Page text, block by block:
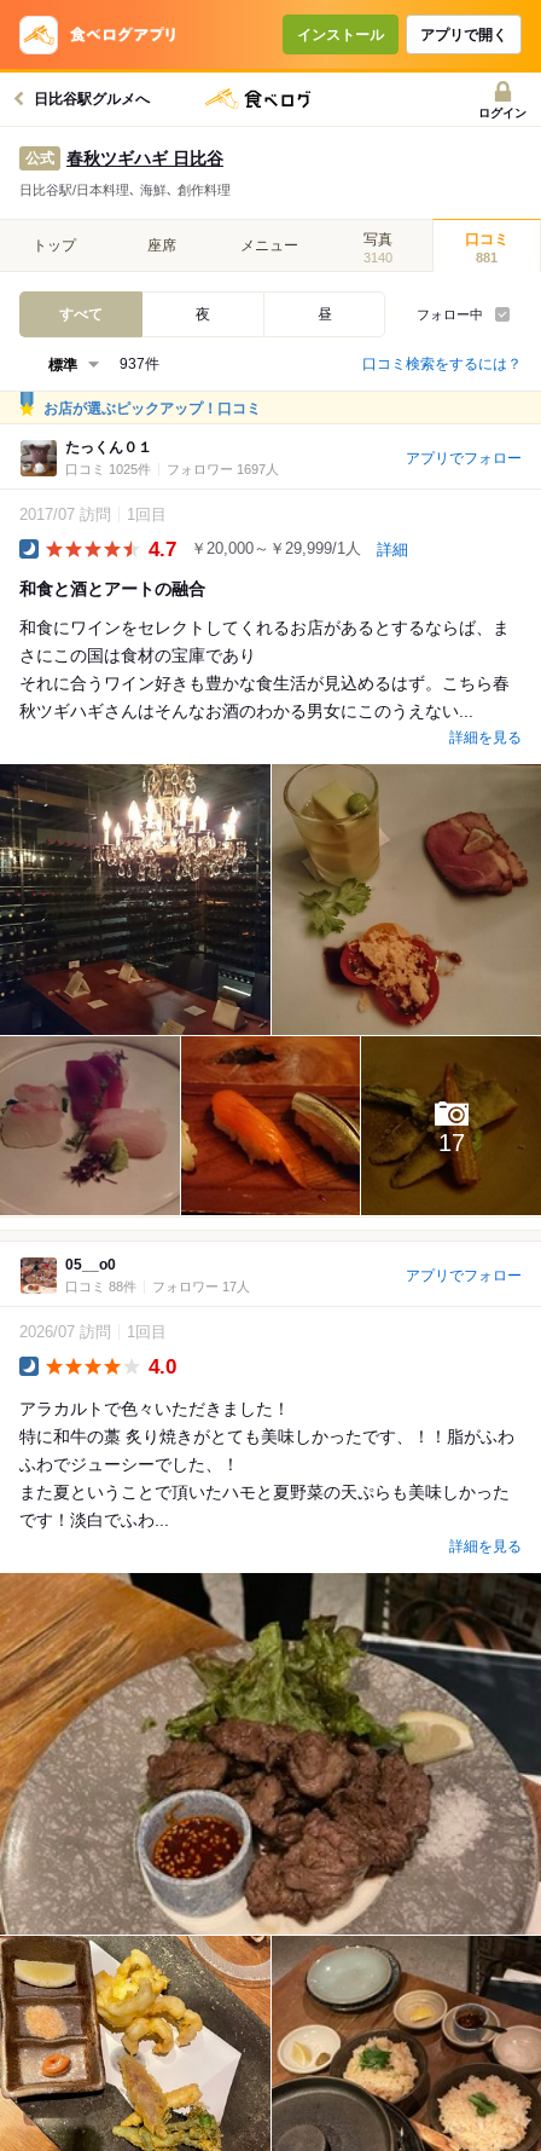
インストール アプリで開く
日比谷駅グルメへ
ログイン
公式 春秋ツギハギ 日比谷
日比谷駅/日本料理､ 海鮮､ 創作料理
トップ 座席 メニュー 写真
3140
口コミ
881
すべて 夜 昼 フォロー中
937件 口コミ検索をするには？
お店が選ぶピックアップ！口コミ
たっくん０１
口コミ 1025件 フォロワー 1697人
アプリでフォロー
2017/07 訪問 1回目
4.7 ￥20,000～￥29,999/1人 詳細
和食と酒とアートの融合
和食にワインをセレクトしてくれるお店があるとするならば、ま
さにこの国は食材の宝庫であり
それに合うワイン好きも豊かな食生活が見込めるはず。こちら春
秋ツギハギさんはそんなお酒のわかる男女にこのうえない...
詳細を見る
17
05__o0
口コミ 88件 フォロワー 17人
アプリでフォロー
2026/07 訪問 1回目
4.0
アラカルトで色々いただきました！
特に和牛の藁 炙り焼きがとても美味しかったです、！！脂がふわ
ふわでジューシーでした、！
また夏ということで頂いたハモと夏野菜の天ぷらも美味しかった
です！淡白でふわ...
詳細を見る